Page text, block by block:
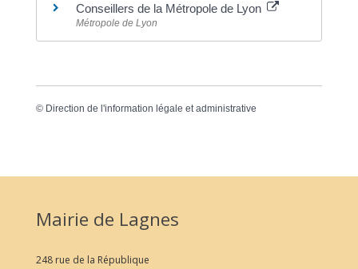
Conseillers de la Métropole de Lyon
Métropole de Lyon
© Direction de l'information légale et administrative
Mairie de Lagnes
248 rue de la République